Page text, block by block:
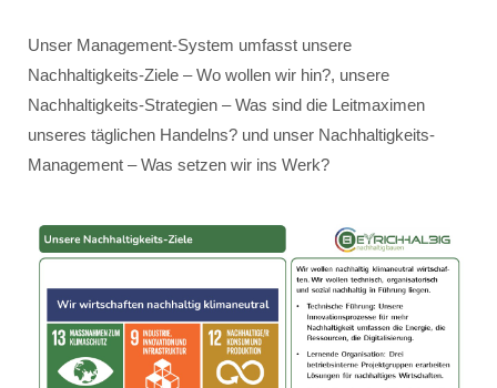
Unser Management-System umfasst unsere
Nachhaltigkeits-Ziele – Wo wollen wir hin?, unsere
Nachhaltigkeits-Strategien – Was sind die Leitmaximen
unseres täglichen Handelns? und unser Nachhaltigkeits-
Management – Was setzen wir ins Werk?